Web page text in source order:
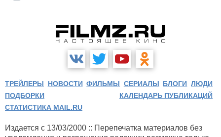
ТРЕЙЛЕРЫ НОВОСТИ ФИЛЬМЫ СЕРИАЛЫ БЛОГИ ЛЮДИ
ПОДБОРКИ
КАЛЕНДАРЬ ПУБЛИКАЦИЙ
СТАТИСТИКА MAIL.RU
Издается с 13/03/2000 :: Перепечатка материалов без